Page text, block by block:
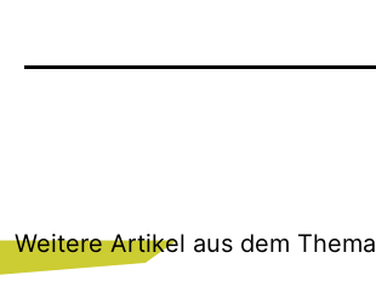
Weitere Artikel aus dem Thema